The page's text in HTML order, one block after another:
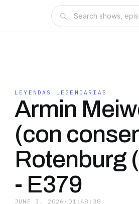
LEYENDAS LEGENDARIAS
Armin
(con
Rotenburg
- E379
JUNE 3, 2026 · 01:48:38